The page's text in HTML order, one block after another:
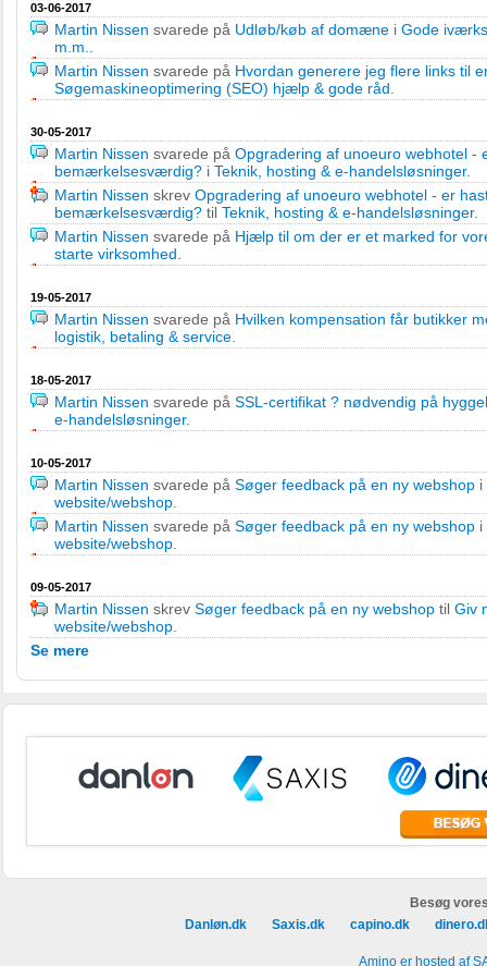
03-06-2017
Martin Nissen svarede på Udløb/køb af domæne i Gode
m.m.
Martin Nissen svarede på Hvordan generere jeg flere links til
Søgemaskineoptimering (SEO) hjælp & gode råd
30-05-2017
Martin Nissen svarede på Opgradering af unoeuro webhotel -
bemærkelsesværdig? i Teknik, hosting & e-handelsløsninger.
Martin Nissen skrev Opgradering af unoeuro webhotel - er
bemærkelsesværdig? til Teknik, hosting & e-handelsløsninger.
Martin Nissen svarede på Hjælp til om der er et marked for
starte virksomhed
19-05-2017
Martin Nissen svarede på Hvilken kompensation får butikker
logistik, betaling & service
18-05-2017
Martin Nissen svarede på SSL-certifikat ? nødvendig på
e-handelsløsninger.
10-05-2017
Martin Nissen svarede på Søger feedback på en ny webshop i
website/webshop
Martin Nissen svarede på Søger feedback på en ny webshop i
website/webshop
09-05-2017
Martin Nissen skrev Søger feedback på en ny webshop til Giv
website/webshop
Se mere
Besøg
Danløn.dk
Saxis.dk capino.dk
Amino er hosted af